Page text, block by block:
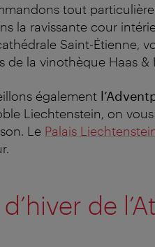
tout
la ravissante cour
Saint-Étienne,
de la vinothèque Haas &
également
Liechtenstein, on
Le Palais
de